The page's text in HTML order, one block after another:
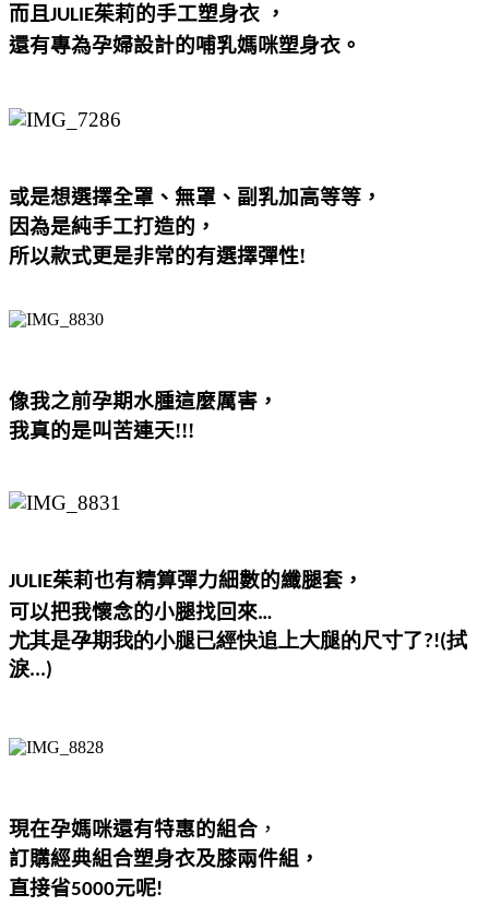
而且JULIE茱莉的手工塑身衣 ，
還有專為孕婦設計的哺乳媽咪塑身衣。
或是想選擇全罩、無罩、副乳加高等等，
因為是純手工打造的，
所以款式更是非常的有選擇彈性!
像我之前孕期水腫這麼厲害，
我真的是叫苦連天!!!
JULIE茱莉也有精算彈力細數的纖腿套，
可以把我懷念的小腿找回來…
尤其是孕期我的小腿已經快追上大腿的尺寸了?!(拭
淚...)
現在孕媽咪還有特惠的組合 ，
訂購經典組合塑身衣及膝兩件組，
直接省5000元呢!